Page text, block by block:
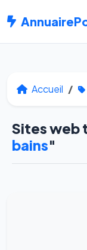
Accueil
Sites web
bains"